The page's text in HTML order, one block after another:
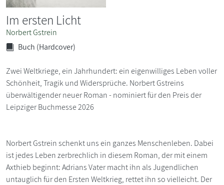
Im ersten Licht
Norbert Gstrein
Buch (Hardcover)
Zwei Weltkriege, ein Jahrhundert: ein eigenwilliges Leben voller
Schönheit, Tragik und Widersprüche. Norbert Gstreins
überwältigender neuer Roman - nominiert für den Preis der
Leipziger Buchmesse 2026
Norbert Gstrein schenkt uns ein ganzes Menschenleben. Dabei
ist jedes Leben zerbrechlich in diesem Roman, der mit einem
Axthieb beginnt: Adrians Vater macht ihn als Jugendlichen
untauglich für den Ersten Weltkrieg, rettet ihn so vielleicht. Der